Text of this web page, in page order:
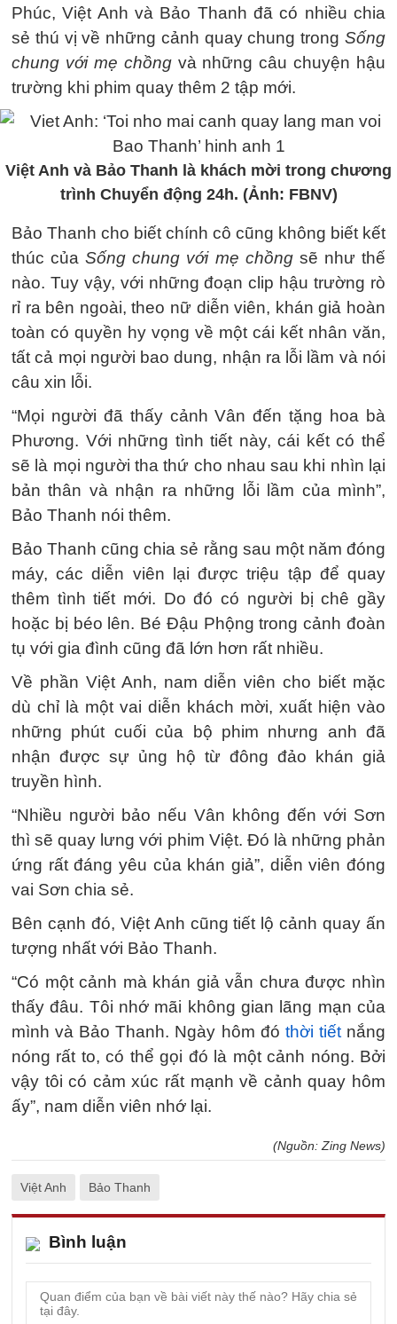
Phúc, Việt Anh và Bảo Thanh đã có nhiều chia
sẻ thú vị về những cảnh quay chung trong Sống
chung với mẹ chồngvà những câu chuyện hậu
trường khi phim quay thêm 2 tập mới.
Việt Anh và Bảo Thanh là khách mời trong chương
trình Chuyển động 24h. (Ảnh: FBNV)
Bảo Thanh cho biết chính cô cũng không biết kết
thúc củaSống chung với mẹ chồngsẽ như thế
nào. Tuy vậy, với những đoạn clip hậu trường rò
rỉ ra bên ngoài, theo nữ diễn viên, khán giả hoàn
toàn có quyền hy vọng về một cái kết nhân văn,
tất cả mọi người bao dung, nhận ra lỗi lầm và nói
câu xin lỗi.
“Mọi người đã thấy cảnh Vân đến tặng hoa bà
Phương. Với những tình tiết này, cái kết có thể
sẽ là mọi người tha thứ cho nhau sau khi nhìn lại
bản thân và nhận ra những lỗi lầm của mình”,
Bảo Thanh nói thêm.
Bảo Thanh cũng chia sẻ rằng sau một năm đóng
máy, các diễn viên lại được triệu tập để quay
thêm tình tiết mới. Do đó có người bị chê gầy
hoặc bị béo lên. Bé Đậu Phộng trong cảnh đoàn
tụ với gia đình cũng đã lớn hơn rất nhiều.
Về phần Việt Anh, nam diễn viên cho biết mặc
dù chỉ là một vai diễn khách mời, xuất hiện vào
những phút cuối của bộ phim nhưng anh đã
nhận được sự ủng hộ từ đông đảo khán giả
truyền hình.
“Nhiều người bảo nếu Vân không đến với Sơn
thì sẽ quay lưng với phim Việt. Đó là những phản
ứng rất đáng yêu của khán giả”, diễn viên đóng
vai Sơn chia sẻ.
Bên cạnh đó, Việt Anh cũng tiết lộ cảnh quay ấn
tượng nhất với Bảo Thanh.
“Có một cảnh mà khán giả vẫn chưa được nhìn
thấy đâu. Tôi nhớ mãi không gian lãng mạn của
mình và Bảo Thanh. Ngày hôm đó thời tiếtnắng
nóng rất to, có thể gọi đó là một cảnh nóng. Bởi
vậy tôi có cảm xúc rất mạnh về cảnh quay hôm
ấy”, nam diễn viên nhớ lại.
(Nguồn: Zing News)
Việt Anh Bảo Thanh
Bình luận